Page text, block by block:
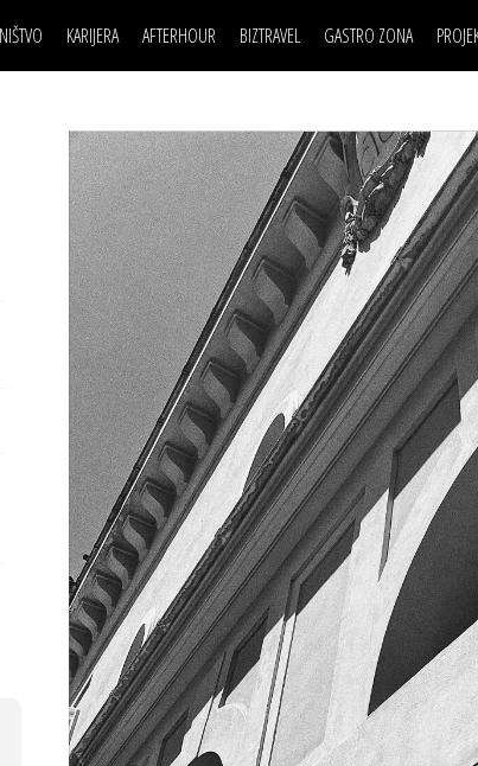
KARIJERA
LJUDI (HR)
MOJ UGAO
USAVRŠAVANJE
KNOW-HOW
AFTERHOUR
KNJIGE
AUTO SVET
STIL
WELLBEING
BIZTRAVEL GASTRO ZONA
POSAO
MOJ UGAO
USAVRŠAVANJE
KNOW-HOW
FILM I SCENA
AUTO SVET
STIL
WELLBEING